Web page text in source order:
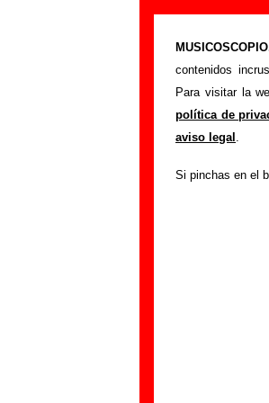
contenidos
Para visitar la
política de
aviso legal .
Si pinchas en el
Family -
Portada >Family
Si tienes
siguiente
colaboración.
Nombre: